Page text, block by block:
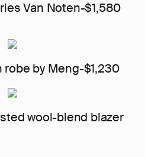
Van Noten-$1,580
by Meng-$1,230
wool-blend blazer